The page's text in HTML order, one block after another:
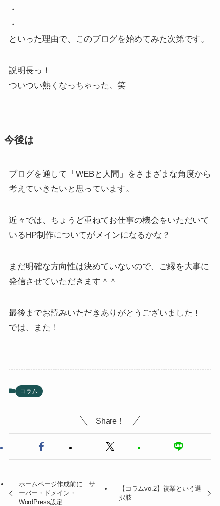
・
・
といった理由で、このブログを始めてみた次第です。
説明長っ！
ついつい熱くなっちゃった。笑
今後は
ブログを通して「WEBと人間」をさまざまな角度から
考えていきたいと思っています。
近々では、ちょうど重ねてお仕事の機会をいただいて
いるHP制作についてがメインになるかな？
まだ明確な方向性は決めていないので、ご縁を大事に
発信させていただきます＾＾
最後までお読みいただきありがとうございました！
では、また！
コラム
Share！
ホームページ作成前に サ
ーバー・ドメイン・
WordPress設定
【コラムvo.2】複業という選
択肢